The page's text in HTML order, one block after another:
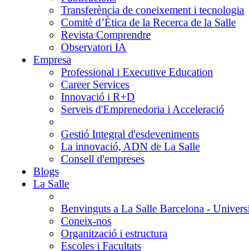
Transferència de coneixement i tecnologia
Comitè d’Ètica de la Recerca de la Salle
Revista Comprendre
Observatori IA
Empresa
Professional i Executive Education
Career Services
Innovació i R+D
Serveis d'Emprenedoria i Acceleració
Gestió Integral d'esdeveniments
La innovació, ADN de La Salle
Consell d'empreses
Blogs
La Salle
Benvinguts a La Salle Barcelona -
Coneix-nos
Organització i estructura
Escoles i Facultats